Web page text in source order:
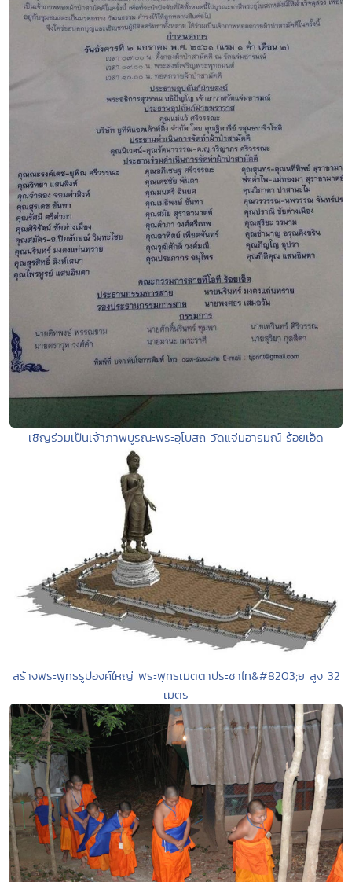
เชิญร่วมเป็นเจ้าภาพบูรณะพระอุโบสถ วัดแจ่มอารมณ์ ร้อยเอ็ด
สร้างพระพุทธรูปองค์ใหญ่ พระพุทธเมตตาประชาไท&#8203;ย สูง 32
เมตร